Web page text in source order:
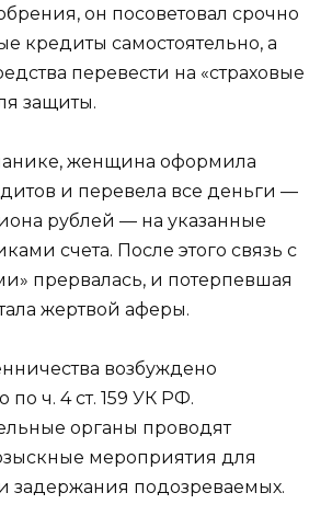
он посоветовал срочно
кредиты самостоятельно, а
перевести на «страховые
защиты.
женщина оформила
и перевела все деньги —
рублей — на указанные
счета. После этого связь с
прервалась, и потерпевшая
жертвой аферы.
возбуждено
по ч. 4 ст. 159 УК РФ.
органы проводят
мероприятия для
задержания подозреваемых.